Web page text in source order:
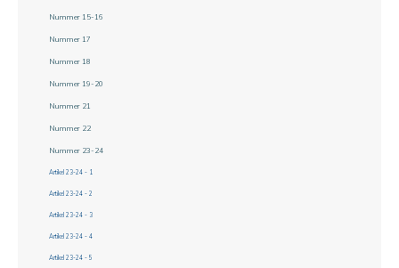
Nummer 15-16
Nummer 17
Nummer 18
Nummer 19-20
Nummer 21
Nummer 22
Nummer 23-24
Artikel 23-24 - 1
Artikel 23-24 - 2
Artikel 23-24 - 3
Artikel 23-24 - 4
Artikel 23-24 - 5